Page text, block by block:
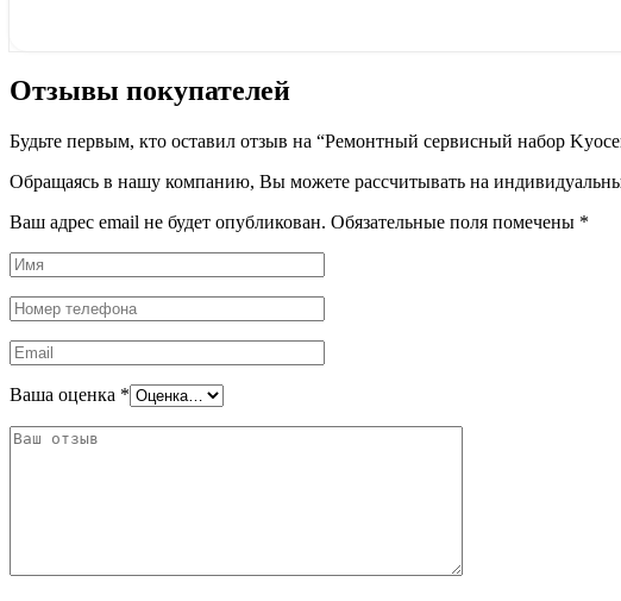
Отзывы покупателей
Будьте первым, кто оставил отзыв на “Ремонтный сервисный набор
Обращаясь в нашу компанию, Вы можете рассчитывать на
Ваш адрес email не будет опубликован. Обязательные поля помечены *
Ваша оценка *